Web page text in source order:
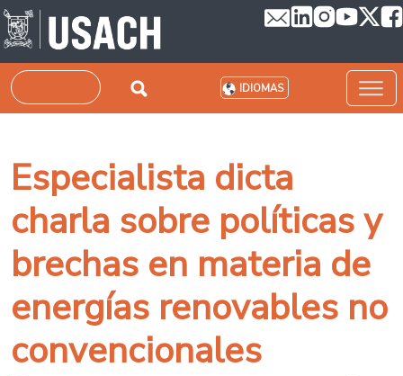
Pasar al contenido principal
Buscar IDIOMAS
Especialista dicta
charla sobre políticas y
brechas en materia de
energías renovables no
convencionales